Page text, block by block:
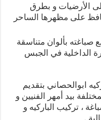
الأرضيات و بطرق
على مظهرها الساحر
بألوان متناسقة
الداخلية في الجبس
ابوالحصاني بتقديم
بيد أمهر الفنيين و
، تركيب الباركيه و
.